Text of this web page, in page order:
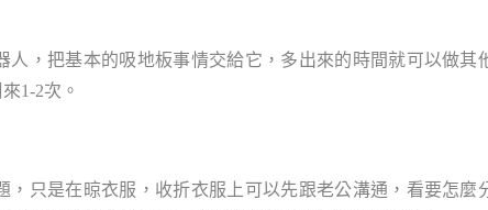
，把基本的吸地板事情交給它，多出來的時間就可以做其
1-2次。
只是在晾衣服，收折衣服上可以先跟老公溝通，看要怎麼